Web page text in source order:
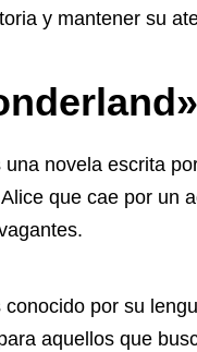
y mantener su
novela escrita
que cae por un
por su
aquellos que